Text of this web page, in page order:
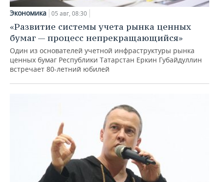
Экономика 05 авг, 08:30
«Развитие системы учета рынка ценных
бумаг — процесс непрекращающийся»
Один из основателей учетной инфраструктуры рынка
ценных бумаг Республики Татарстан Еркин Губайдуллин
встречает 80-летний юбилей